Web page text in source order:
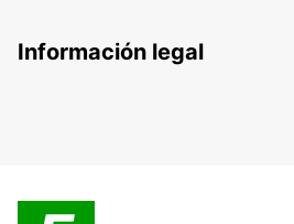
Información legal